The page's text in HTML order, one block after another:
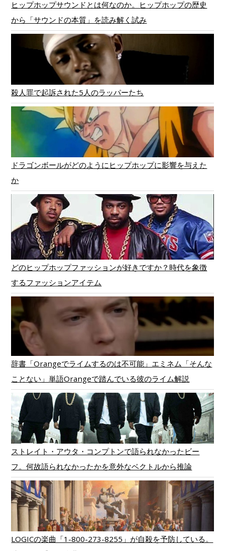
ヒップホップサウンドとは何なのか。ヒップホップの歴史
から「サウンドの本質」を読み解く試み
殺人罪で起訴された5人のラッパーたち
ドラゴンボールがどのようにヒップホップに影響を与えた
か
どのヒップホップファッションが好きですか？時代を象徴
するファッションアイテム
辞書「Orangeでライムするのは不可能」エミネム「そんな
ことない」単語Orangeで踏んでいる彼のライム解説
ストレイト・アウタ・コンプトンで語られなかったビー
フ。何故語られなかったかを意外なベクトルから推論
LOGICの楽曲「1-800-273-8255」が自殺を予防している。